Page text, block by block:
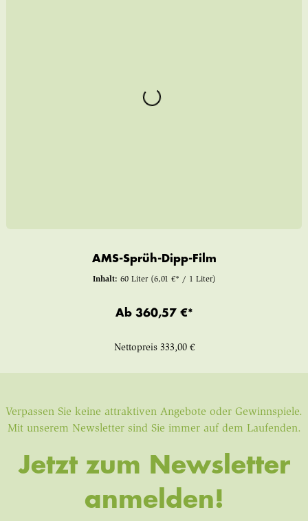
AMS-Sprüh-Dipp-Film
Inhalt: 60 Liter (6,01 €* / 1 Liter)
Ab 360,57 €*
Nettopreis 333,00 €
Verpassen Sie keine attraktiven Angebote oder Gewinnspiele.
Mit unserem Newsletter sind Sie immer auf dem Laufenden.
Jetzt zum Newsletter
anmelden!